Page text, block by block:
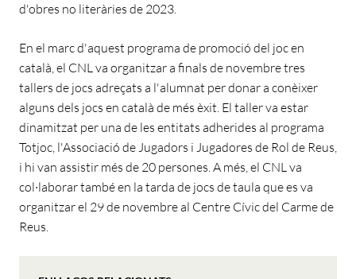
d'obres no literàries de 2023.
En el marc d'aquest programa de promoció del joc en
català, el CNL va organitzar a finals de novembre tres
tallers de jocs adreçats a l'alumnat per donar a conèixer
alguns dels jocs en català de més èxit. El taller va estar
dinamitzat per una de les entitats adherides al programa
Totjoc, l'Associació de Jugadors i Jugadores de Rol de Reus,
i hi van assistir més de 20 persones. A més, el CNL va
col·laborar també en la tarda de jocs de taula que es va
organitzar el 29 de novembre al Centre Cívic del Carme de
Reus.